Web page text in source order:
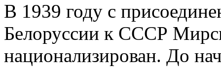
В 1939 году с
Белоруссии к СССР
национализирован. До